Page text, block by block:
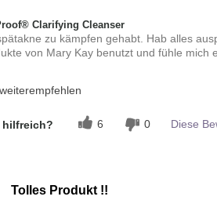
Clarifying Cleanser
zu kämpfen gehabt. Hab alles
von Mary Kay benutzt und fühle mich
hilfreich? 6 0 Diese
Tolles Produkt !!